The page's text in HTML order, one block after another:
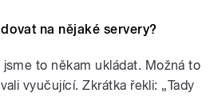
na nějaké servery?
to někam ukládat. Možná to
vyučující. Zkrátka řekli: „Tady